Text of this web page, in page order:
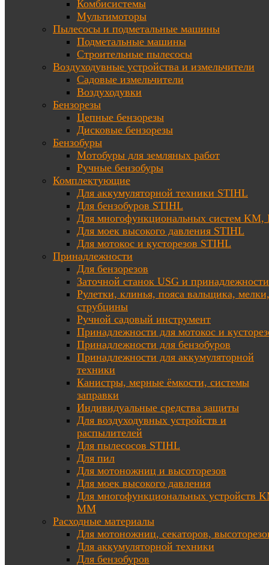
Комбисистемы
Мультимоторы
Пылесосы и подметальные машины
Подметальные машины
Строительные пылесосы
Воздуходувные устройства и измельчители
Садовые измельчители
Воздуходувки
Бензорезы
Цепные бензорезы
Дисковые бензорезы
Бензобуры
Мотобуры для земляных работ
Ручные бензобуры
Комплектующие
Для аккумуляторной техники STIHL
Для бензобуров STIHL
Для многофункциональных систем KM,
Для моек высокого давления STIHL
Для мотокос и кусторезов STIHL
Принадлежности
Для бензорезов
Заточной станок USG и принадлежности
Рулетки, клинья, пояса вальщика, мелки,
струбцины
Ручной садовый инструмент
Принадлежности для мотокос и
Принадлежности для бензобуров
Принадлежности для аккумуляторной
техники
Канистры, мерные ёмкости, системы
заправки
Индивидуальные средства защиты
Для воздуходувных устройств и
распылителей
Для пылесосов STIHL
Для пил
Для мотоножниц и высоторезов
Для моек высокого давления
Для многофункциональных устройств
MM
Расходные материалы
Для мотоножниц, секаторов,
Для аккумуляторной техники
Для бензобуров